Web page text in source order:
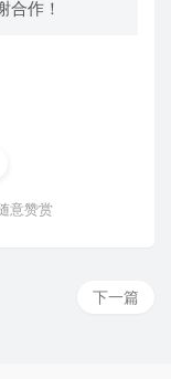
合作！
意赞赏
下一篇